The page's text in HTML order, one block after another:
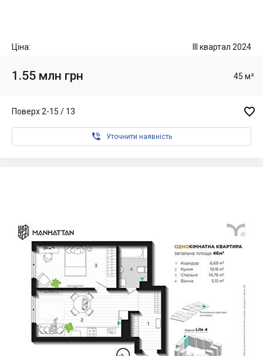
Ціна: III квартал 2024
1.55 млн грн 45 м²
Поверх 2-15 / 13 
 Уточнити наявність